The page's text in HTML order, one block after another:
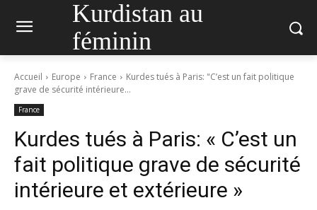
Kurdistan au
féminin
Accueil Europe France
Kurdes tués à Paris: "C’est un fait politique
grave de sécurité intérieure...
France
Kurdes tués à Paris: « C’est un
fait politique grave de sécurité
intérieure et extérieure »